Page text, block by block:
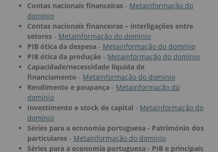
Contas nacionais financeiras - Metainformação do
domínio
Contas nacionais financeiras – interligações entre
setores - Metainformação do domínio
PIB ótica da despesa - Metainformação do domínio
PIB ótica da produção - Metainformação do domínio
Capacidade/necessidade líquida de
financiamento - Metainformação do domínio
Rendimento e poupança - Metainformação do
domínio
Investimento e stock de capital - Metainformação do
domínio
Séries para a economia portuguesa - Património dos
particulares - Metainformação do domínio
Séries para a economia portuguesa - PIB e principais